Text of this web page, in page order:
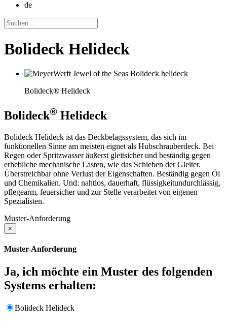
de
Bolideck Helideck
Bolideck® Helideck
Bolideck® Helideck
Bolideck Helideck ist das Deckbelagssystem, das sich im
funktionellen Sinne am meisten eignet als Hubschrauberdeck. Bei
Regen oder Spritzwasser äußerst gleitsicher und beständig gegen
erhebliche mechanische Lasten, wie das Schieben der Gleiter.
Überstreichbar ohne Verlust der Eigenschaften. Beständig gegen Öl
und Chemikalien. Und: nahtlos, dauerhaft, flüssigkeitundurchlässig,
pflegearm, feuersicher und zur Stelle verarbeitet von eigenen
Spezialisten.
Muster-Anforderung
×
Muster-Anforderung
Ja, ich möchte ein Muster des folgenden
Systems erhalten:
Bolideck Helideck